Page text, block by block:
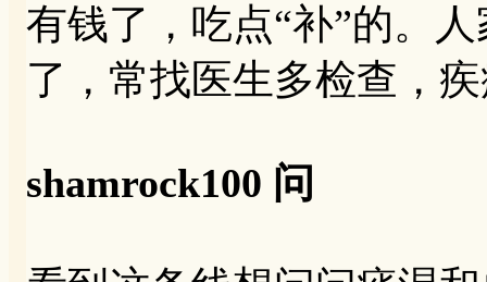
有钱了，吃点“补”的。
了，常找医生多检查，
shamrock100 问